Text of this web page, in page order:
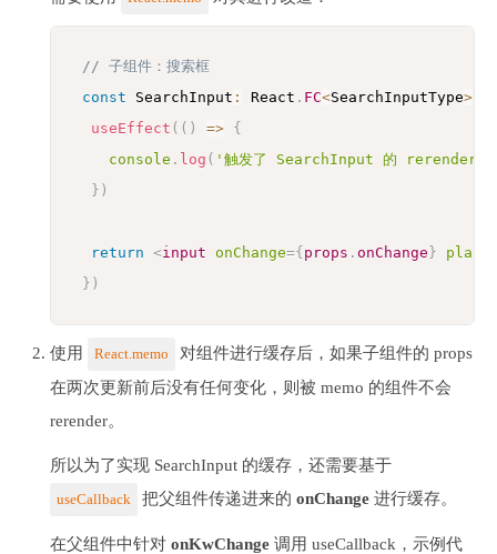
// 子组件：搜索框
const SearchInput : React . FC<SearchInputType>
useEffect ( ( ) => {
console . log ( '触发了 SearchInput 的 rerender'
} )
return <input onChange={ props . onChange }
} )
使用 React.memo
对组件进行缓存后，如果子组件的 props
在两次更新前后没有任何变化，则被 memo 的组件不会
rerender。
所以为了实现 SearchInput 的缓存，还需要基于
useCallback 把父组件传递进来的 onChange 进行缓存。
在父组件中针对 onKwChange 调用 useCallback，示例代